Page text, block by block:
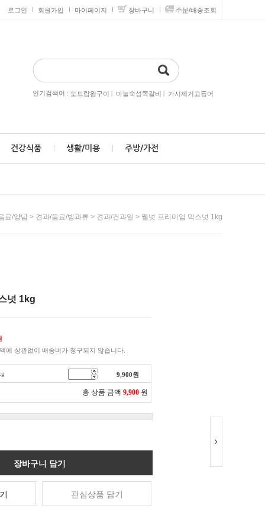
로그인 회원가입 마이페이지 장바구니 주문/배송조회
인기검색어 : 도드람왕구이 | 마늘숙성쪽갈비 | 가시제거고등어
건강식품 생활/미용 주방/가전
료/양념 > 견과/음료/빙과류 > 견과/건과일 > 웰넛 프리미엄 믹스넛 1kg
넛 1kg
에 상관없이 배송비가 청구되지 않습니다.
9,900원
총 상품 금액 9,900 원
장바구니 담기
관심상품 담기